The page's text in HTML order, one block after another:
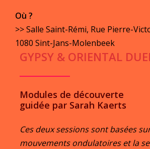
Où ?
>> Salle Saint-Rémi, Rue Pierre-
1080 Sint-Jans-Molenbeek
GYPSY & ORIENTAL
Modules de découverte
guidée par Sarah Kaerts
Ces deux sessions sont basées
mouvements ondulatoires et la